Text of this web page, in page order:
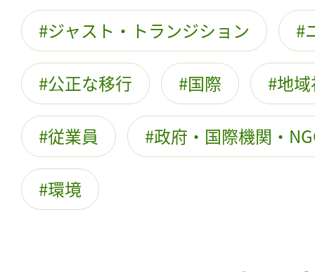
ジャスト・トランジション
公正な移行 国際 地
従業員 政府・国際機関・
環境